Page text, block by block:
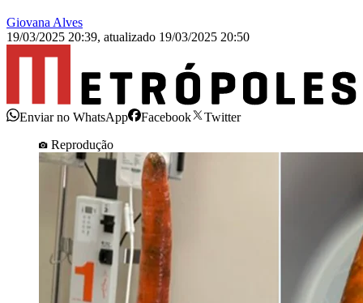
Giovana Alves
19/03/2025 20:39, atualizado 19/03/2025 20:50
Enviar no WhatsApp Facebook
Twitter
Reprodução